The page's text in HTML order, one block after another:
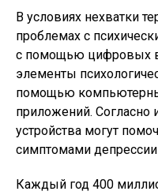
В условиях нехватки
проблемах с
с помощью цифровых
элементы
помощью
приложений.
устройства могут
симптомами депрессии
Каждый год 400